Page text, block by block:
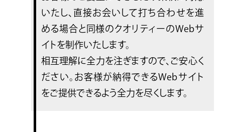
いたし、直接お会いして打ち合わせを進
める場合と同様のクオリティーのWebサ
イトを制作いたします。
相互理解に全力を注ぎますので、ご安心く
ださい。お客様が納得できるWebサイト
をご提供できるよう全力を尽くします。